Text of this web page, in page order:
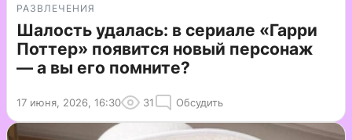
РАЗВЛЕЧЕНИЯ
Шалость удалась: в сериале «Гарри
Поттер» появится новый персонаж
— а вы его помните?
17 июня, 2026, 16:30 31 Обсудить